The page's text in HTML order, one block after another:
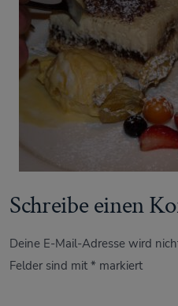
Schreibe einen
Deine E-Mail-Adresse wird
Felder sind mit* markiert